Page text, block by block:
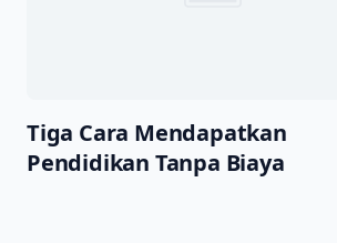
Tiga Cara Mendapatkan
Pendidikan Tanpa Biaya